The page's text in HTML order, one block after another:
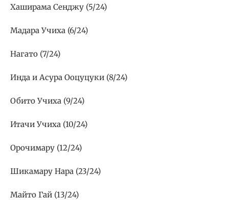
Хаширама Сенджу (5/24)
Мадара Учиха (6/24)
Нагато (7/24)
Инда и Асура Ооцуцуки (8/24)
Обито Учиха (9/24)
Итачи Учиха (10/24)
Орочимару (12/24)
Шикамару Нара (23/24)
Майто Гай (13/24)